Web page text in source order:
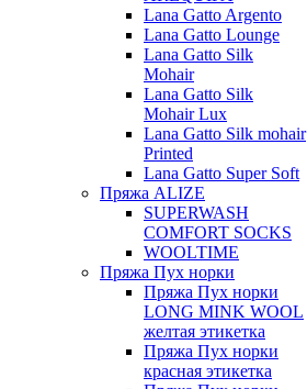
Lana Gatto Argento
Lana Gatto Lounge
Lana Gatto Silk
Mohair
Lana Gatto Silk
Mohair Lux
Lana Gatto Silk mohair
Printed
Lana Gatto Super Soft
Пряжа ALIZE
SUPERWASH
COMFORT SOCKS
WOOLTIME
Пряжа Пух норки
Пряжа Пух норки
LONG MINK WOOL
желтая этикетка
Пряжа Пух норки
красная этикетка